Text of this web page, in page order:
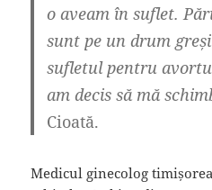
o aveam în suflet.
sunt pe un drum
sufletul pentru
am decis să mă
Cioată.
Medicul ginecolog